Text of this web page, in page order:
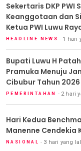
Sekertaris DKP PWI
Keanggotaan dan
Ketua PWI Luwu
HEADLINE NEWS 1 hari
Bupati Luwu H
Pramuka Menuju
Cibubur Tahun 2026
PEMERINTAHAN 2 hari
Hari Kedua
Manenne Cendekia
NASIONAL 3 hari yang